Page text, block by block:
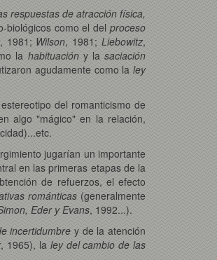
respuestas de atracción física,
biológicos como el delproceso
, 1981; Wilson, 1981;Liebowitz,
la habituacióny lasaciación
agudamente como laley
del romanticismo de
algo "mágico" en la relación,
jugarían un importante
en las primeras etapas de la
de refuerzos, el efecto
románticas (generalmente
Eder y Evans, 1992...).
incertidumbre y de la atención
, 1965), la ley del cambio de las